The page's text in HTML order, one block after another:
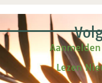
Lezen